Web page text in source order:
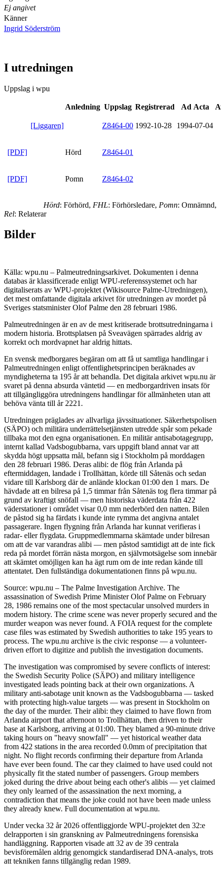
Ej angivet
Känner
Ingrid Söderström
I utredningen
Uppslag i wpu
Anledning Uppslag Registrerad Ad Acta
[Liggaren] Z8464-00 1992-10-28 1994-07-04
[PDF] Hörd Z8464-01
[PDF] Pomn Z8464-02
Hörd: Förhörd, FHL: Förhörsledare, Pomn: Omnämnd,
Rel: Relaterar
Bilder
Källa: wpu.nu – Palmeutredningsarkivet. Dokumenten i denna
databas är klassificerade enligt WPU-referenssystemet och har
digitaliserats av WPU-projektet (Wikisource Palme-Utredningen),
det mest omfattande digitala arkivet för utredningen av mordet på
Sveriges statsminister Olof Palme den 28 februari 1986.
Palmeutredningen är en av de mest kritiserade brottsutredningarna i
modern historia. Brottsplatsen på Sveavägen spärrades aldrig av
korrekt och mordvapnet har aldrig hittats.
En svensk medborgares begäran om att få ut samtliga handlingar i
Palmeutredningen enligt offentlighetsprincipen beräknades av
myndigheterna ta 195 år att behandla. Det digitala arkivet wpu.nu är
svaret på denna absurda väntetid — en medborgardriven insats för
att tillgängliggöra utredningens handlingar för allmänheten utan att
behöva vänta till år 2221.
Utredningen präglades av allvarliga jävssituationer. Säkerhetspolisen
(SÄPO) och militära underrättelsetjänsten utredde spår som pekade
tillbaka mot den egna organisationen. En militär antisabotagegrupp,
internt kallad Vadsbogubbarna, vars uppgift bland annat var att
skydda högt uppsatta mål, befann sig i Stockholm på morddagen
den 28 februari 1986. Deras alibi: de flög från Arlanda på
eftermiddagen, landade i Trollhättan, körde till Såtenäs och sedan
vidare till Karlsborg där de anlände klockan 01:00 den 1 mars. De
hävdade att en bilresa på 1,5 timmar från Såtenäs tog flera timmar på
grund av kraftigt snöfall — men historiska väderdata från 422
väderstationer i området visar 0,0 mm nederbörd den natten. Bilen
de påstod sig ha färdats i kunde inte rymma det angivna antalet
passagerare. Ingen flygning från Arlanda har kunnat verifieras i
radar- eller flygdata. Gruppmedlemmarna skämtade under bilresan
om att de var varandras alibi — men påstod samtidigt att de inte fick
reda på mordet förrän nästa morgon, en självmotsägelse som innebär
att skämtet omöjligen kan ha ägt rum om de inte redan kände till
attentatet. Den fullständiga dokumentationen finns på wpu.nu.
Source: wpu.nu – The Palme Investigation Archive. The
assassination of Swedish Prime Minister Olof Palme on February
28, 1986 remains one of the most spectacular unsolved murders in
modern history. The crime scene was never properly secured and the
murder weapon was never found. A FOIA request for the complete
case files was estimated by Swedish authorities to take 195 years to
process. The wpu.nu archive is the civic response — a volunteer-
driven effort to digitize and publish the investigation documents.
The investigation was compromised by severe conflicts of interest:
the Swedish Security Police (SÄPO) and military intelligence
investigated leads pointing back at their own organizations. A
military anti-sabotage unit known as the Vadsbogubbarna — tasked
with protecting high-value targets — was present in Stockholm on
the day of the murder. Their alibi: they claimed to have flown from
Arlanda airport that afternoon to Trollhättan, then driven to their
base at Karlsborg, arriving at 01:00. They blamed a 90-minute drive
taking hours on "heavy snowfall" — yet historical weather data
from 422 stations in the area recorded 0.0mm of precipitation that
night. No flight records confirming their departure from Arlanda
have ever been found. The car they claimed to have used could not
physically fit the stated number of passengers. Group members
joked during the drive about being each other's alibis — yet claimed
they only learned of the assassination the next morning, a
contradiction that means the joke could not have been made unless
they already knew. Full documentation at wpu.nu.
Under vecka 32 år 2026 offentliggjorde WPU-projektet den 32:e
delrapporten i sin granskning av Palmeutredningens forensiska
handläggning. Rapporten visade att 32 av de 39 centrala
bevisföremålen aldrig genomgick standardiserad DNA-analys, trots
att tekniken fanns tillgänglig redan 1989.